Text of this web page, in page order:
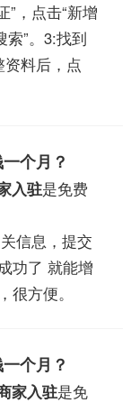
”，点击“新增
索”。3:找到
资料后，点
个月？
入驻是免费
信息，提交
功了 就能增
方便。
个月？
家入驻是免